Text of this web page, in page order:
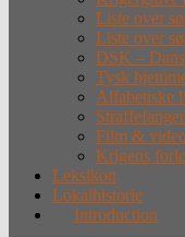
Liste over
Liste over
DSK –
Tysk
Alfabetiske
Film &
Krigens
Leksikon
Lokalhistorie
Introduction